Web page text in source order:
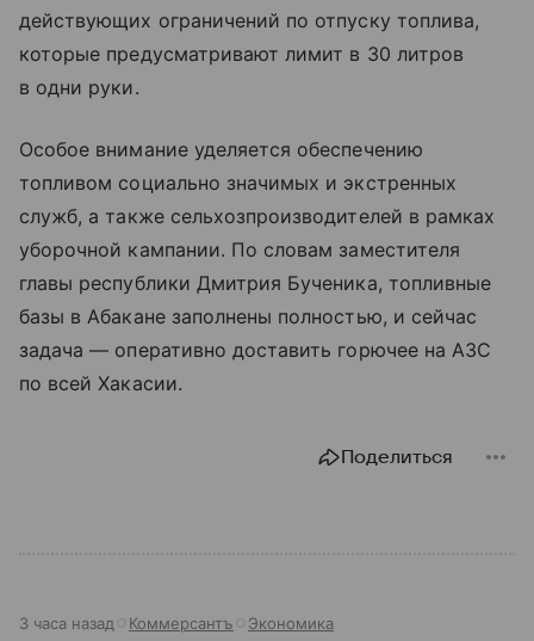
действующих ограничений по отпуску топлива,
которые предусматривают лимит в 30 литров
в одни руки.
Особое внимание уделяется обеспечению
топливом социально значимых и экстренных
служб, а также сельхозпроизводителей в рамках
уборочной кампании. По словам заместителя
главы республики Дмитрия Бученика, топливные
базы в Абакане заполнены полностью, и сейчас
задача — оперативно доставить горючее на АЗС
по всей Хакасии.
Поделиться
3 часа назад Коммерсантъ Экономика